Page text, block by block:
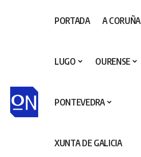
PORTADA A CORUÑA
LUGO OURENSE
PONTEVEDRA
XUNTA DE GALICIA